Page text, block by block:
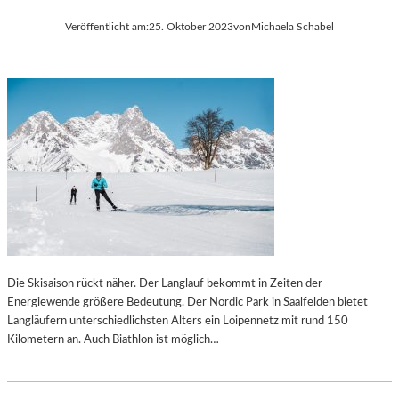
Veröffentlicht am:25. Oktober 2023von Michaela Schabel
Die Skisaison rückt näher. Der Langlauf bekommt in Zeiten der
Energiewende größere Bedeutung. Der Nordic Park in Saalfelden bietet
Langläufern unterschiedlichsten Alters ein Loipennetz mit rund 150
Kilometern an. Auch Biathlon ist möglich…